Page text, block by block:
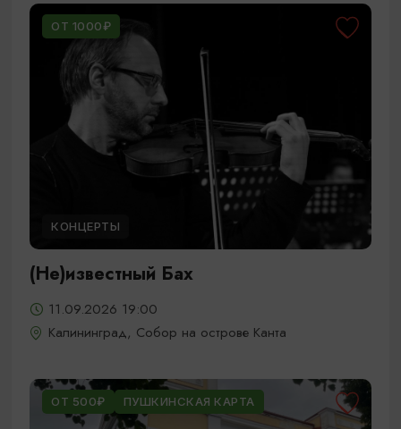
ОТ 1000₽
КОНЦЕРТЫ
(Не)известный Бах
11.09.2026 19:00
Калининград, Собор на острове Канта
ОТ 500₽ ПУШКИНСКАЯ КАРТА